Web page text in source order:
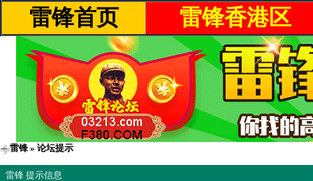
雷锋首页 雷锋香港区
雷锋 » 论坛提示
雷锋 提示信息